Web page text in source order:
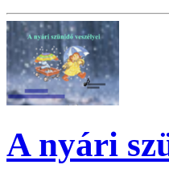
A nyári